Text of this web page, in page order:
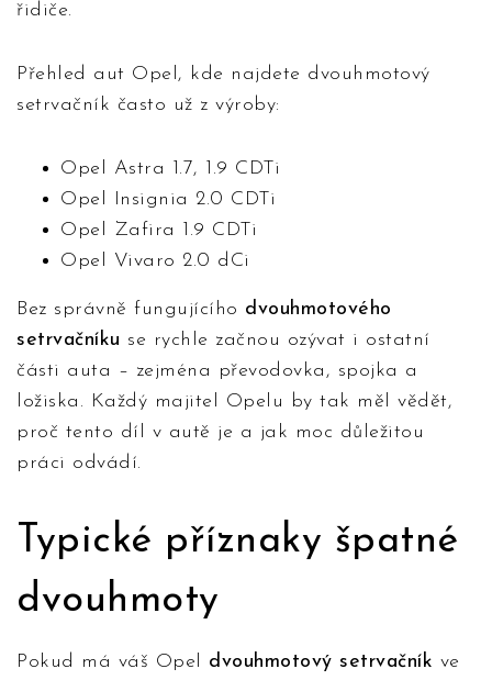
řidiče.
Přehled aut Opel, kde najdete dvouhmotový
setrvačník často už z výroby:
Opel Astra 1.7, 1.9 CDTi
Opel Insignia 2.0 CDTi
Opel Zafira 1.9 CDTi
Opel Vivaro 2.0 dCi
Bez správně fungujícího dvouhmotového
setrvačníku se rychle začnou ozývat i ostatní
části auta – zejména převodovka, spojka a
ložiska. Každý majitel Opelu by tak měl vědět,
proč tento díl v autě je a jak moc důležitou
práci odvádí.
Typické příznaky špatné
dvouhmoty
Pokud má váš Opel dvouhmotový setrvačník ve